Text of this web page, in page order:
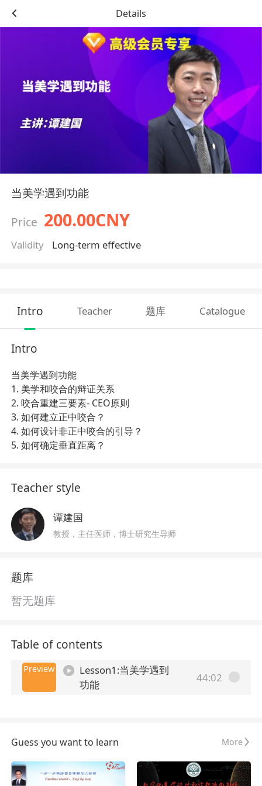
Details
当美学遇到功能
Price 200.00CNY
Validity Long-term effective
Intro Teacher 题库 Catalogue
Intro
当美学遇到功能
1. 美学和咬合的辩证关系
2. 咬合重建三要素- CEO原则
3. 如何建立正中咬合？
4. 如何设计非正中咬合的引导？
5. 如何确定垂直距离？
Teacher style
谭建国
教授，主任医师，博士研究生导师
题库
暂无题库
Table of contents
Preview
Lesson1:当美学遇到
功能
44:02
Guess you want to learn More